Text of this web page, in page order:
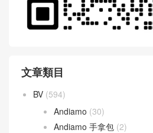
文章類目
BV (594)
Andiamo (30)
Andiamo 手拿包 (2)